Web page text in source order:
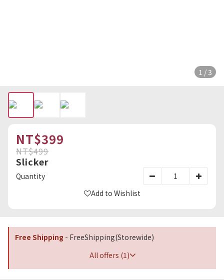
1 / 3
NT$399
NT$499
Slicker
Quantity
Add to Wishlist
Free Shipping - FreeShipping(Storewide)
All offers (1)